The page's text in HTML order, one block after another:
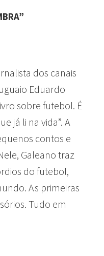
dos canais
Eduardo
sobre futebol. É
já li na vida”. A
contos e
Galeano traz
do futebol,
As primeiras
Tudo em